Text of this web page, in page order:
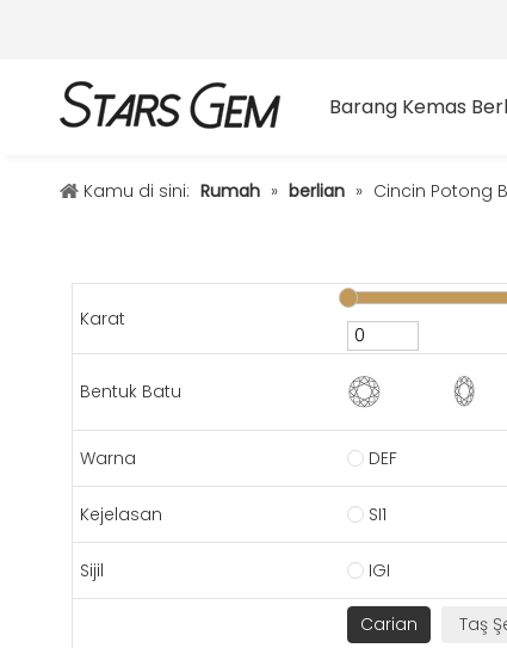
Barang Kemas
Kamu di sini: Rumah » berlian » Cincin Potong
Karat
Bentuk Batu
Warna DEF
Kejelasan SI1
Sijil IGI